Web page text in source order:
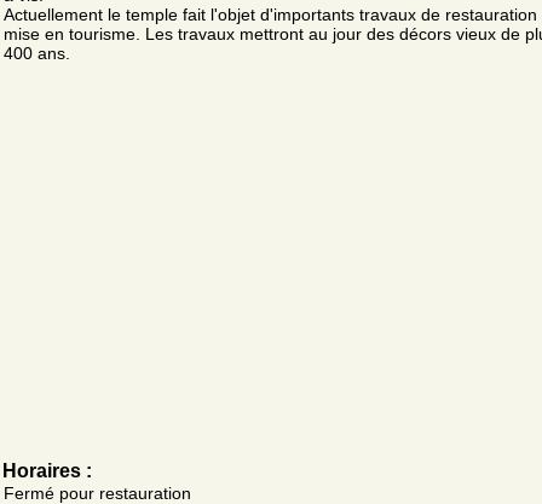
Actuellement le temple fait l'objet d'importants travaux de restauration
mise en tourisme. Les travaux mettront au jour des décors vieux de
400 ans.
Horaires :
Fermé pour restauration